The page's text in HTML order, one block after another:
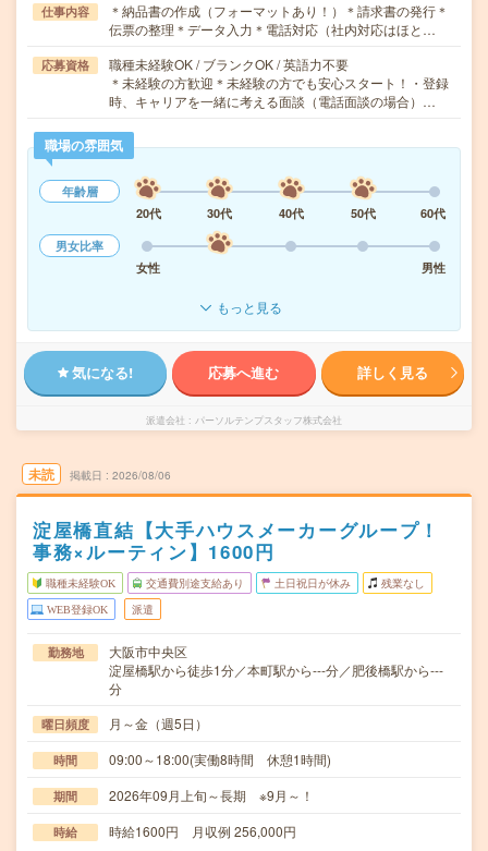
仕事内容
＊納品書の作成（フォーマットあり！）＊請求書の発行＊
伝票の整理＊データ入力＊電話対応（社内対応はほと…
応募資格
職種未経験OK / ブランクOK / 英語力不要
＊未経験の方歓迎＊未経験の方でも安心スタート！・登録
時、キャリアを一緒に考える面談（電話面談の場合）…
職場の雰囲気
年齢層
20代
30代 40代 50代
60代
男女比率
女性
男性
もっと見る
気になる! 応募へ進む 詳しく見る
派遣会社 パーソルテンプスタッフ株式会社
未読 掲載日 2026/08/06
淀屋橋直結【大手ハウスメーカーグループ！
事務×ルーティン】1600円
職種未経験OK 交通費別途支給あり 土日祝日が休み 残業なし
WEB登録OK 派遣
勤務地
大阪市中央区
淀屋橋駅から徒歩1分／本町駅から---分／肥後橋駅から---
分
曜日頻度 月～金（週5日）
時間 09:00～18:00(実働8時間 休憩1時間)
期間 2026年09月上旬～長期 ※9月～！
時給 時給1600円 月収例 256,000円